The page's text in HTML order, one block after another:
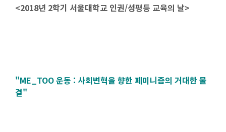
<2018년 2학기 서울대학교 인권/성평등 교육의 날>
"ME_TOO 운동 : 사회변혁을 향한 페미니즘의 거대한 물
결"